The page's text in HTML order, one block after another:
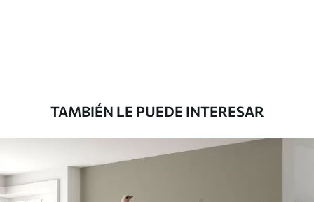
Peel and Stick
12.77$7.66/sq ft
TAMBIÉN LE PUEDE INTERESAR